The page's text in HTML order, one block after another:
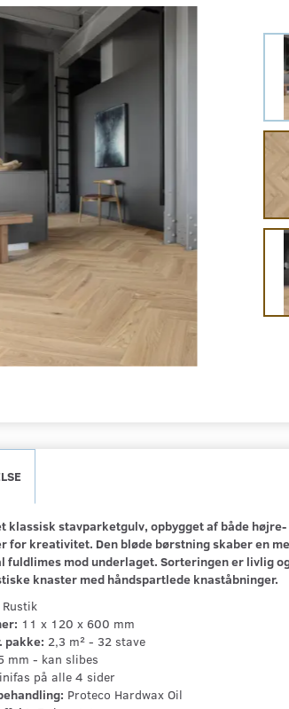
klassisk stavparketgulv, opbygget af både
for kreativitet. Den bløde børstning skaber en
fuldlimes mod underlaget. Sorteringen er livlig
knaster med håndspartlede knaståbninger.
Rustik
11 x 120 x 600 mm
pakke: 2,3 m² - 32 stave
mm - kan slibes
på alle 4 sider
Proteco Hardwax Oil